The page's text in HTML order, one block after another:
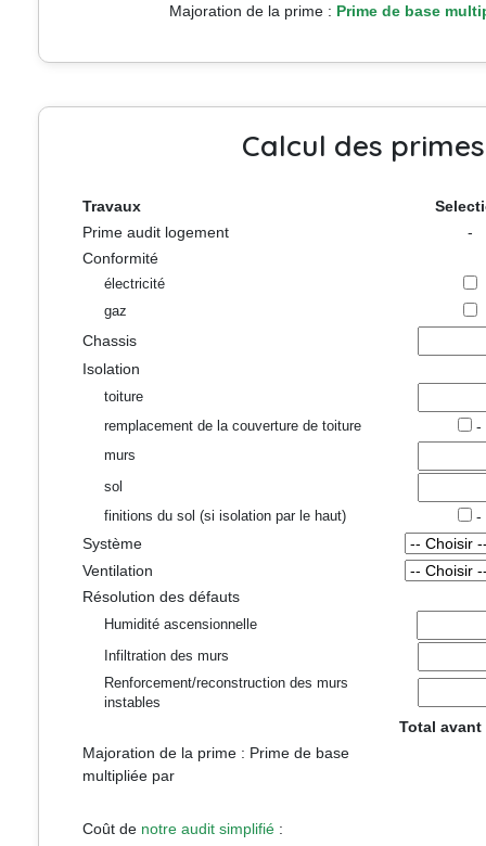
Majoration de la prime : Prime de base
Calcul des primes
Travaux
Prime audit logement
-
Conformité
électricité
gaz
Chassis
Isolation
toiture
remplacement de la couverture de toiture
-
murs
sol
finitions du sol (si isolation par le haut)
-
Système
Ventilation
Résolution des défauts
Humidité ascensionnelle
Infiltration des murs
Renforcement/reconstruction des murs
instables
Total
Majoration de la prime : Prime de base
multipliée par
Coût de notre audit simplifié :